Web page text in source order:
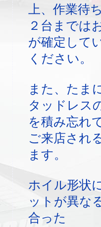
上、作業待
２台までは
が確定して
ください。
また、たま
タッドレス
を積み忘れ
ご来店され
ます。
ホイル形状
ットが異な
合った